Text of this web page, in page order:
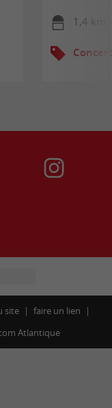
1,4 km
site
faire un lien
Atlantique